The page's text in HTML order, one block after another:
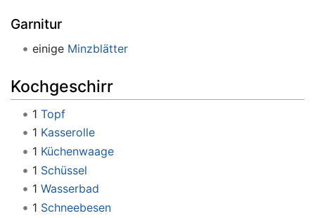
Garnitur
einige Minzblätter
Kochgeschirr
1 Topf
1 Kasserolle
1 Küchenwaage
1 Schüssel
1 Wasserbad
1 Schneebesen